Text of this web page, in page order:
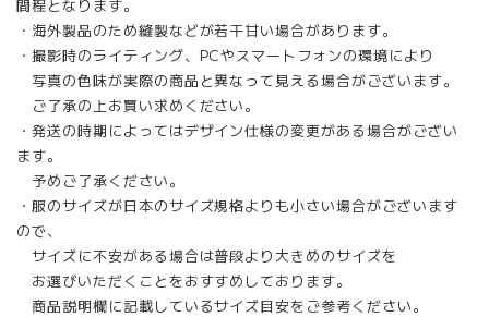
間程となります。
・海外製品のため縫製などが若干甘い場合があります。
・撮影時のライティング、PCやスマートフォンの環境により
写真の色味が実際の商品と異なって見える場合がございます。
ご了承の上お買い求めください。
・発送の時期によってはデザイン仕様の変更がある場合がござい
ます。
予めご了承ください。
・服のサイズが日本のサイズ規格よりも小さい場合がございます
ので、
サイズに不安がある場合は普段より大きめのサイズを
お選びいただくことをおすすめしております。
商品説明欄に記載しているサイズ目安をご参考ください。